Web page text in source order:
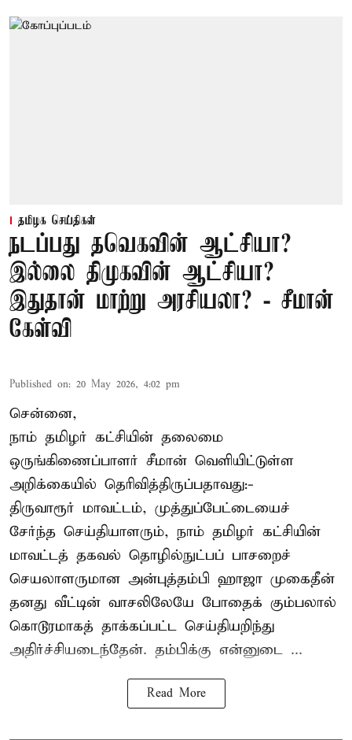
தமிழக செய்திகள்
நடப்பது தவெகவின் ஆட்சியா?
இல்லை திமுகவின் ஆட்சியா?
இதுதான் மாற்று அரசியலா? - சீமான்
கேள்வி
Published on: 20 May 2026, 4:02 pm
சென்னை,
நாம் தமிழர் கட்சியின் தலைமை
ஒருங்கிணைப்பாளர் சீமான் வெளியிட்டுள்ள
அறிக்கையில் தெரிவித்திருப்பதாவது:-
திருவாரூர் மாவட்டம், முத்துப்பேட்டையைச்
சேர்ந்த செய்தியாளரும், நாம் தமிழர் கட்சியின்
மாவட்டத் தகவல் தொழில்நுட்பப் பாசறைச்
செயலாளருமான அன்புத்தம்பி ஹாஜா முகைதீன்
தனது வீட்டின் வாசலிலேயே போதைக் கும்பலால்
கொடூரமாகத் தாக்கப்பட்ட செய்தியறிந்து
அதிர்ச்சியடைந்தேன். தம்பிக்கு என்னுடை ...
Read More